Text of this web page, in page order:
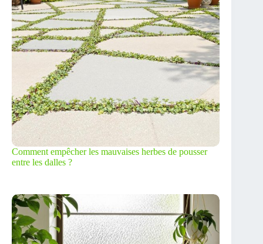
Comment empêcher les mauvaises herbes de pousser
entre les dalles ?